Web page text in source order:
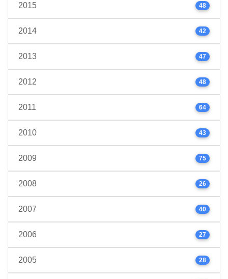
2015 48
2014 42
2013 47
2012 48
2011 64
2010 43
2009 75
2008 26
2007 40
2006 27
2005 28